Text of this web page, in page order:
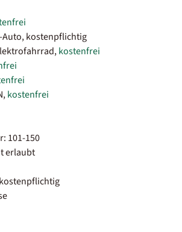
Auto, kostenpflichtig
kostenfrei
kostenfrei
101-150
erlaubt